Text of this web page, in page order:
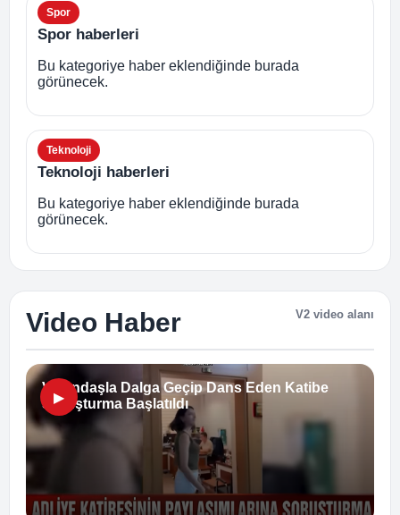
Spor
Spor haberleri
Bu kategoriye haber eklendiğinde burada
görünecek.
Teknoloji
Teknoloji haberleri
Bu kategoriye haber eklendiğinde burada
görünecek.
Video Haber V2 video alanı
Vatandaşla Dalga Geçip Dans Eden Katibe
Soruşturma Başlatıldı